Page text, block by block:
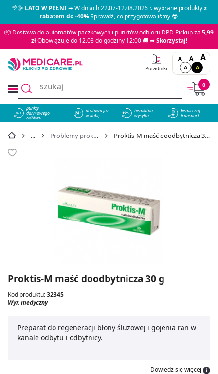
🌴🌞LATO W PEŁNI➡ W dniach 22.07-12.08.2026 r. wybrane produktyz
rabatem do -40%Sprawdź, co przygotowaliśmy 😎
📦 Dostawa do automatów paczkowych i punktów odbioru DPD Pickup za 5,99
złObowiązuje do 12.08 do godziny 12:00 🚚 ➡Skorzystaj!
Poradniki
A A A
A A
0
857
punkty
darmowego
odbioru
dostawa już
w dobę
bezpłatna
wysyłka
bezpieczny
transport
Problemy proktologiczne Proktis-M maść doodbytnicza 30 g - cena 32,49 zł
Proktis-M maść doodbytnicza 30 g
Kod produktu:32345
Wyr. medyczny
Preparat do regeneracji błony śluzowej i gojenia ran w
kanale odbytu i odbytnicy.
Dowiedz się więcej